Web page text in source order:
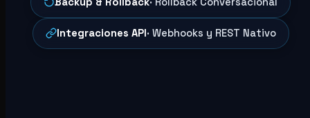
Integraciones API· Webhooks y REST Nativo